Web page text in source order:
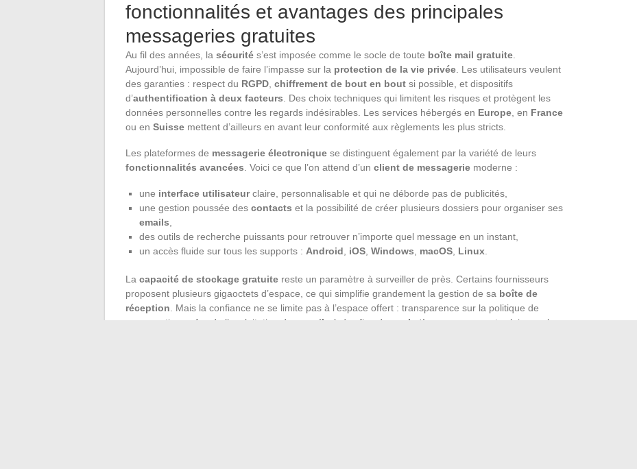
fonctionnalités et avantages des principales
messageries gratuites
Au fil des années, la sécurité s’est imposée comme le socle de toute boîte mail gratuite
Aujourd’hui, impossible de faire l’impasse sur la protection de la vie privée . Les utilisateurs veulent
des garanties : respect du RGPD chiffrement de bout en bout si possible, et dispositifs
d’authentification à deux facteurs . Des choix techniques qui limitent les risques et protègent les
données personnelles contre les regards indésirables. Les services hébergés en Europe , en France
ou en Suisse mettent d’ailleurs en avant leur conformité aux règlements les plus stricts.
Les plateformes de messagerie électronique se distinguent également par la variété de leurs
fonctionnalités avancées . Voici ce que l’on attend d’un client de messagerie moderne :
une interface utilisateurclaire, personnalisable et qui ne déborde pas de publicités,
une gestion poussée des contacts et la possibilité de créer plusieurs dossiers pour organiser ses
emails
des outils de recherche puissants pour retrouver n’importe quel message en un instant,
un accès fluide sur tous les supports : Android iOS Windows macOS Linux
La capacité de stockage gratuite reste un paramètre à surveiller de près. Certains fournisseurs
proposent plusieurs gigaoctets d’espace, ce qui simplifie grandement la gestion de sa boîte de
réception . Mais la confiance ne se limite pas à l’espace offert : transparence sur la politique de
conservation, refus de l’exploitation des
emails à des fins de marketing
, engagements clairs sur la